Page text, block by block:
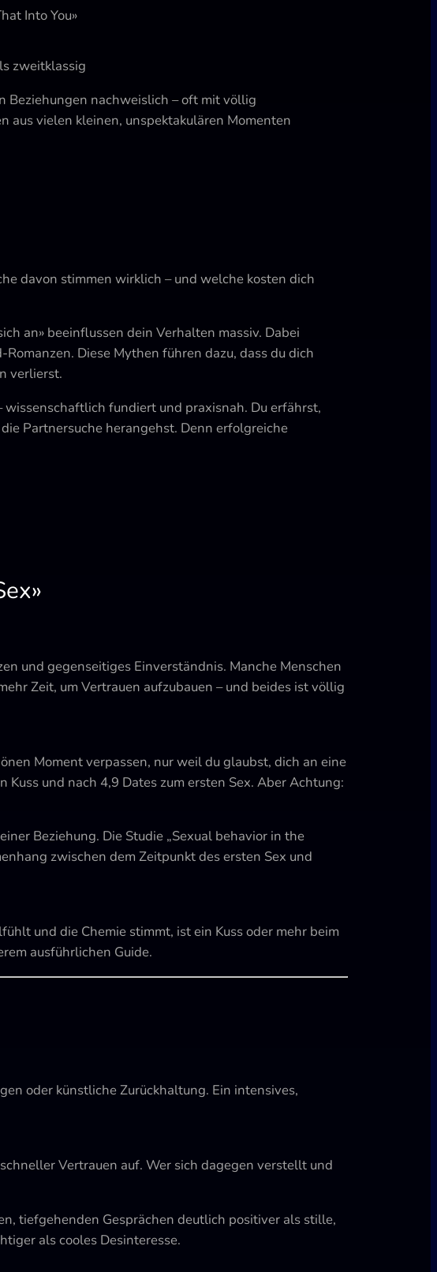
Into You»
zweitklassig
Beziehungen nachweislich – oft mit völlig
aus vielen kleinen, unspektakulären Momenten
davon stimmen wirklich – und welche kosten dich
an» beeinflussen dein Verhalten massiv. Dabei
Diese Mythen führen dazu, dass du dich
verlierst.
fundiert und praxisnah. Du erfährst,
Partnersuche herangehst. Denn erfolgreiche
und gegenseitiges Einverständnis. Manche Menschen
Zeit, um Vertrauen aufzubauen – und beides ist völlig
Moment verpassen, nur weil du glaubst, dich an eine
und nach 4,9 Dates zum ersten Sex. Aber Achtung:
Beziehung. Die Studie „Sexual behavior in the
zwischen dem Zeitpunkt des ersten Sex und
und die Chemie stimmt, ist ein Kuss oder mehr beim
ausführlichen Guide.
oder künstliche Zurückhaltung. Ein intensives,
Vertrauen auf. Wer sich dagegen verstellt und
tiefgehenden Gesprächen deutlich positiver als stille,
als cooles Desinteresse.